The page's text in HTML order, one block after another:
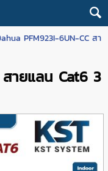
PFM923I-6UN-CC สา
สายแลน Cat6 3